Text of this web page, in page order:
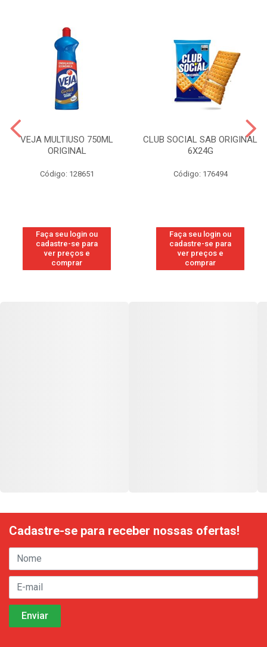
VEJA MULTIUSO 750ML
ORIGINAL
Código: 128651
Faça seu login ou
cadastre-se para
ver preços e
comprar
CLUB SOCIAL SAB ORIGINAL
6X24G
Código: 176494
Faça seu login ou
cadastre-se para
ver preços e
comprar
Cadastre-se para receber nossas ofertas!